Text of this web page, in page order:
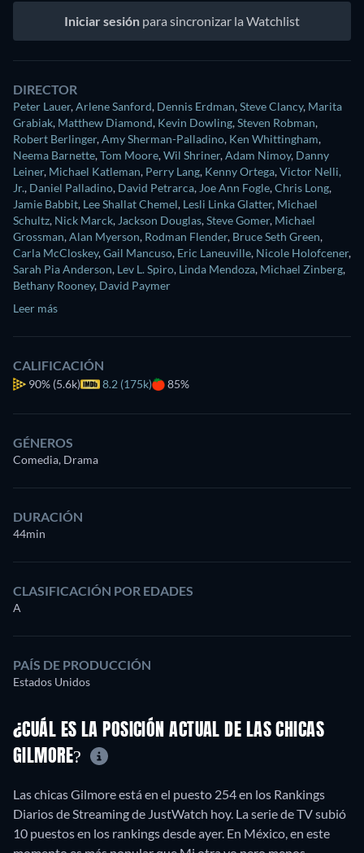
Iniciar sesión para sincronizar la Watchlist
DIRECTOR
Peter Lauer,Arlene Sanford, Dennis Erdman,Steve Clancy, Marita
Grabiak, Matthew Diamond, Kevin Dowling,Steven Robman,
Robert Berlinger,Amy Sherman-Palladino, Ken Whittingham,
Neema Barnette,Tom Moore,Wil Shriner,Adam Nimoy, Danny
Leiner, Michael Katleman, Perry Lang, Kenny Ortega,Victor Nelli,
Jr., Daniel Palladino, David Petrarca, Joe Ann Fogle,Chris Long,
Jamie Babbit, Lee Shallat Chemel, Lesli Linka Glatter, Michael
Schultz, Nick Marck, Jackson Douglas,Steve Gomer, Michael
Grossman,Alan Myerson, Rodman Flender, Bruce Seth Green,
Carla McCloskey,Gail Mancuso, Eric Laneuville, Nicole Holofcener,
Sarah Pia Anderson, Lev L. Spiro, Linda Mendoza, Michael Zinberg,
Bethany Rooney, David Paymer
Leer más
CALIFICACIÓN
90% (5.6k) 8.2 (175k) 85%
GÉNEROS
Comedia, Drama
DURACIÓN
44min
CLASIFICACIÓN POR EDADES
A
PAÍS DE PRODUCCIÓN
Estados Unidos
¿CUÁL ES LA POSICIÓN ACTUAL DE LAS CHICAS
GILMORE?
Las chicas Gilmore está en el puesto 254 en los Rankings
Diarios de Streaming de JustWatch hoy. La serie de TV subió
10 puestos en los rankings desde ayer. En México, en este